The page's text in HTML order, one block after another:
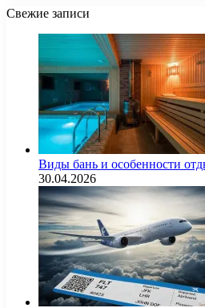
Свежие записи
Виды бань и особенности
30.04.2026